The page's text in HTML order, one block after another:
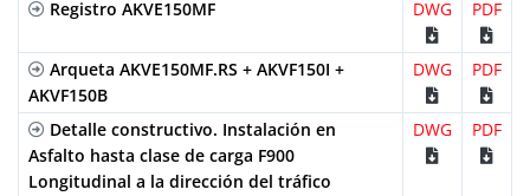
Registro AKVE150MF
DWG PDF
Arqueta AKVE150MF.RS + AKVF150I +
AKVF150B
DWG PDF
Detalle constructivo. Instalación en
Asfalto hasta clase de carga F900
Longitudinal a la dirección del tráfico
DWG PDF